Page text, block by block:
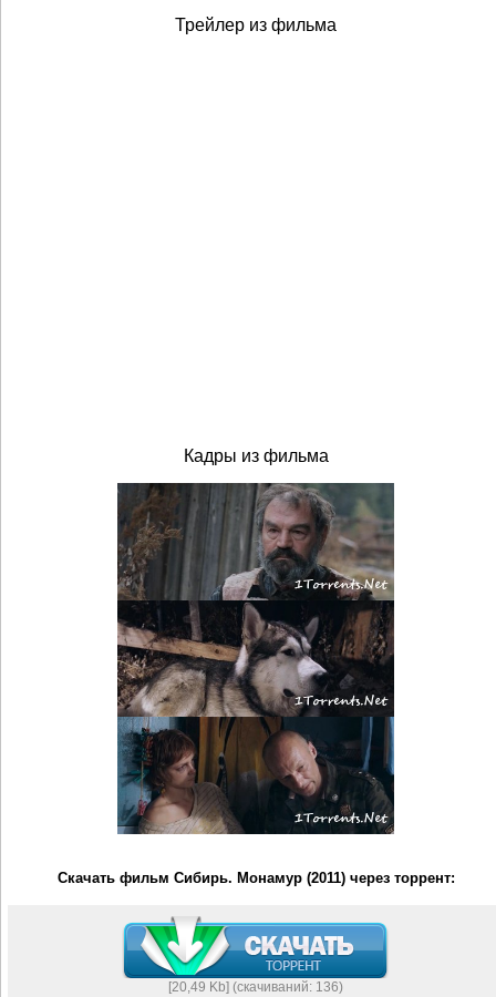
Трейлер из фильма
Кадры из фильма
Скачать фильм Сибирь. Монамур (2011) через торрент:
[20,49 Kb] (cкачиваний: 136)